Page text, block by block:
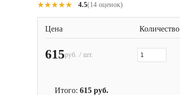
★★★★★
★★★★★ 4.5(14 оценок)
Цена Количество
615руб. / шт.
Итого: 615 руб.